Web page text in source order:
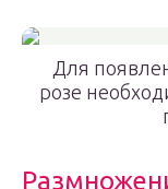
Для
розе